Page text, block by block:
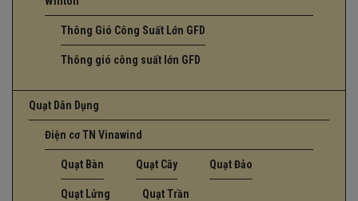
Thông Gió Công Suất Lớn GFD
Thông gió công suất lớn GFD
Quạt Dân Dụng
Điện cơ TN Vinawind
Quạt Bàn Quạt Cây Quạt Đảo
Quạt Lửng Quạt Trần